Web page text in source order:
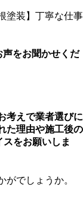
をお聞かせくだ
考えで業者選びに
た理由や施工後の
をお願いしま
でしょうか。